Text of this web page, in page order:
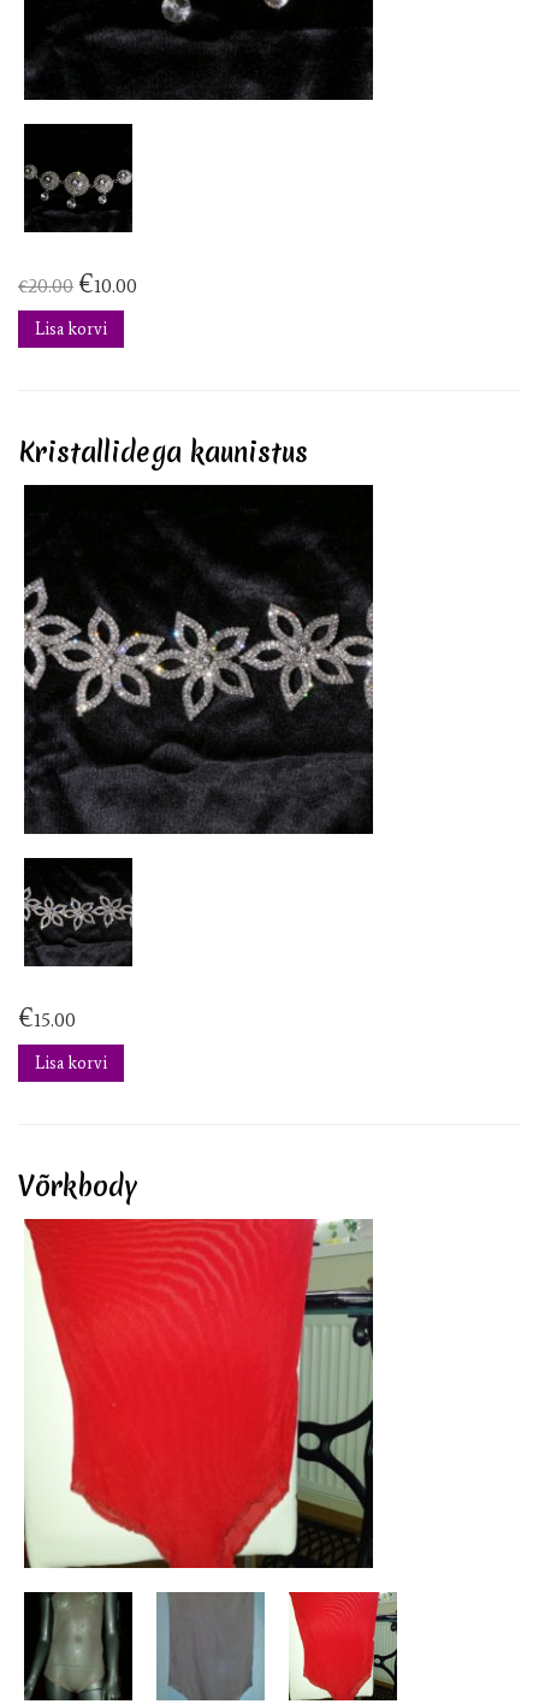
€20.00 €10.00
Lisa korvi
Kristallidega kaunistus
€15.00
Lisa korvi
Võrkbody